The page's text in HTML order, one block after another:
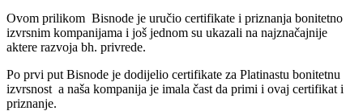
Ovom prilikom Bisnode je uručio certifikate i priznanja bonitetno
izvrsnim kompanijama i još jednom su ukazali na najznačajnije
aktere razvoja bh. privrede.
Po prvi put Bisnode je dodijelio certifikate za Platinastu bonitetnu
izvrsnost a naša kompanija je imala čast da primi i ovaj certifikat i
priznanje.